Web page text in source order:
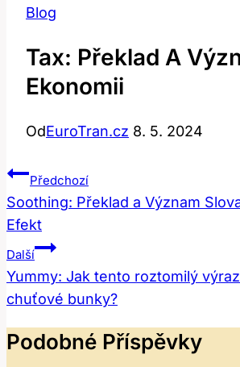
Blog
Tax: Překlad A
Ekonomii
OdEuroTran.cz 8. 5. 2024
Navigace
Pro
Příspěvek
Předchozí
Soothing: Překlad a Význam
Efekt
Další
Yummy: Jak tento roztomilý
chuťové bunky?
Podobné Příspěvky